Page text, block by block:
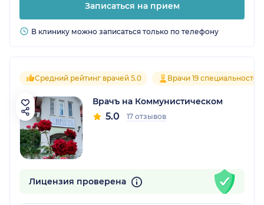
Записаться на прием
В клинику можно записаться только по телефону
Средний рейтинг врачей 5.0 Врачи 19 специальностей
Врачъ на Коммунистическом
5.0 17 отзывов
Лицензия проверена